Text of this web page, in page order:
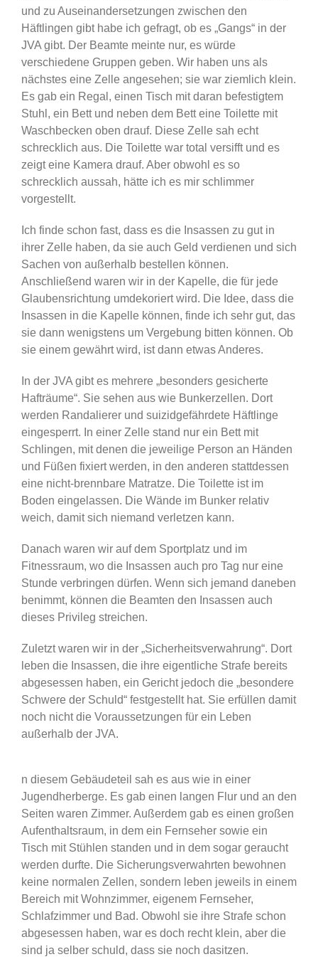
und zu Auseinandersetzungen zwischen den
Häftlingen gibt habe ich gefragt, ob es „Gangs“ in der
JVA gibt. Der Beamte meinte nur, es würde
verschiedene Gruppen geben. Wir haben uns als
nächstes eine Zelle angesehen; sie war ziemlich klein.
Es gab ein Regal, einen Tisch mit daran befestigtem
Stuhl, ein Bett und neben dem Bett eine Toilette mit
Waschbecken oben drauf. Diese Zelle sah echt
schrecklich aus. Die Toilette war total versifft und es
zeigt eine Kamera drauf. Aber obwohl es so
schrecklich aussah, hätte ich es mir schlimmer
vorgestellt.
Ich finde schon fast, dass es die Insassen zu gut in
ihrer Zelle haben, da sie auch Geld verdienen und sich
Sachen von außerhalb bestellen können.
Anschließend waren wir in der Kapelle, die für jede
Glaubensrichtung umdekoriert wird. Die Idee, dass die
Insassen in die Kapelle können, finde ich sehr gut, das
sie dann wenigstens um Vergebung bitten können. Ob
sie einem gewährt wird, ist dann etwas Anderes.
In der JVA gibt es mehrere „besonders gesicherte
Hafträume“. Sie sehen aus wie Bunkerzellen. Dort
werden Randalierer und suizidgefährdete Häftlinge
eingesperrt. In einer Zelle stand nur ein Bett mit
Schlingen, mit denen die jeweilige Person an Händen
und Füßen fixiert werden, in den anderen stattdessen
eine nicht-brennbare Matratze. Die Toilette ist im
Boden eingelassen. Die Wände im Bunker relativ
weich, damit sich niemand verletzen kann.
Danach waren wir auf dem Sportplatz und im
Fitnessraum, wo die Insassen auch pro Tag nur eine
Stunde verbringen dürfen. Wenn sich jemand daneben
benimmt, können die Beamten den Insassen auch
dieses Privileg streichen.
Zuletzt waren wir in der „Sicherheitsverwahrung“. Dort
leben die Insassen, die ihre eigentliche Strafe bereits
abgesessen haben, ein Gericht jedoch die „besondere
Schwere der Schuld“ festgestellt hat. Sie erfüllen damit
noch nicht die Voraussetzungen für ein Leben
außerhalb der JVA.
n diesem Gebäudeteil sah es aus wie in einer
Jugendherberge. Es gab einen langen Flur und an den
Seiten waren Zimmer. Außerdem gab es einen großen
Aufenthaltsraum, in dem ein Fernseher sowie ein
Tisch mit Stühlen standen und in dem sogar geraucht
werden durfte. Die Sicherungsverwahrten bewohnen
keine normalen Zellen, sondern leben jeweils in einem
Bereich mit Wohnzimmer, eigenem Fernseher,
Schlafzimmer und Bad. Obwohl sie ihre Strafe schon
abgesessen haben, war es doch recht klein, aber die
sind ja selber schuld, dass sie noch dasitzen.